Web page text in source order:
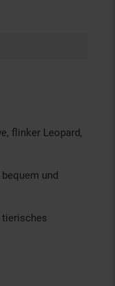
flinker Leopard,
und
tierisches